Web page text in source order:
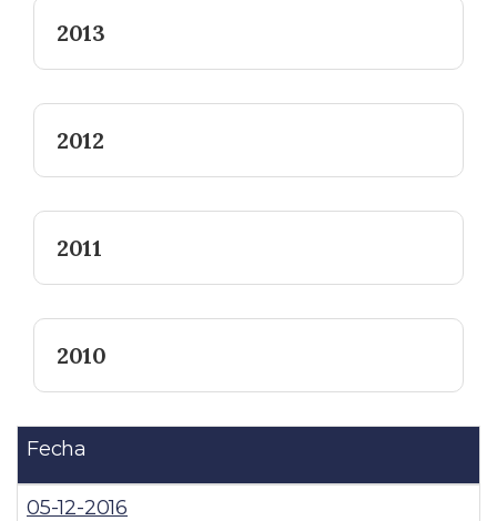
2013
2012
2011
2010
Fecha
05-12-2016